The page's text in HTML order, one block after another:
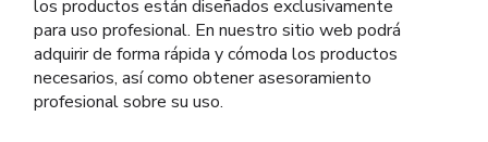
los productos están diseñados exclusivamente
para uso profesional. En nuestro sitio web podrá
adquirir de forma rápida y cómoda los productos
necesarios, así como obtener asesoramiento
profesional sobre su uso.